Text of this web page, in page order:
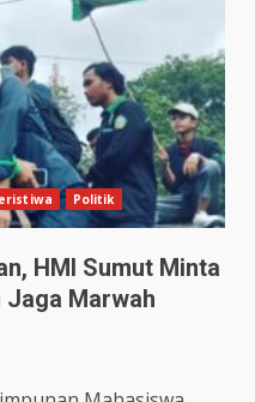
Politik
HMI Sumut Minta
Jaga Marwah